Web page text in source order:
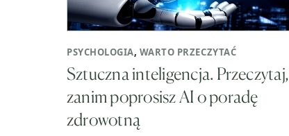
PSYCHOLOGIA, WARTO PRZECZYTAĆ
Sztuczna inteligencja. Przeczytaj,
zanim poprosisz AI o poradę
zdrowotną